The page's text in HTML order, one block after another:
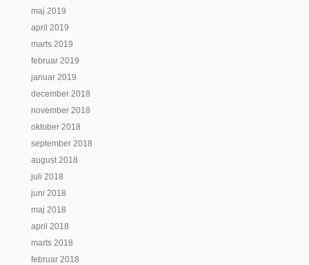
maj 2019
april 2019
marts 2019
februar 2019
januar 2019
december 2018
november 2018
oktober 2018
september 2018
august 2018
juli 2018
juni 2018
maj 2018
april 2018
marts 2018
februar 2018